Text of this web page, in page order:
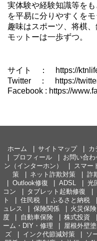
実体験や経験知識等を
を平易に分りやすくを
趣味はスポーツ、将棋
モットーは一歩ずつ。
サイト ： https://
Twitter ： https://
Facebook : https://
ホーム サイトマップ カ
プロフィール
お問い合わ
ン（インターホン）
スマー
策
ネット詐欺対策 詐
Outlook修復
ADSL 光
コン
タブレット起動修復
ト
住民税 ふるさと納税
ュレス
保険関係 火災保険
度
自動車保険 株式投資
ーム・DIY・修理
屋根外壁
ズ
インク代節減対策 ソ